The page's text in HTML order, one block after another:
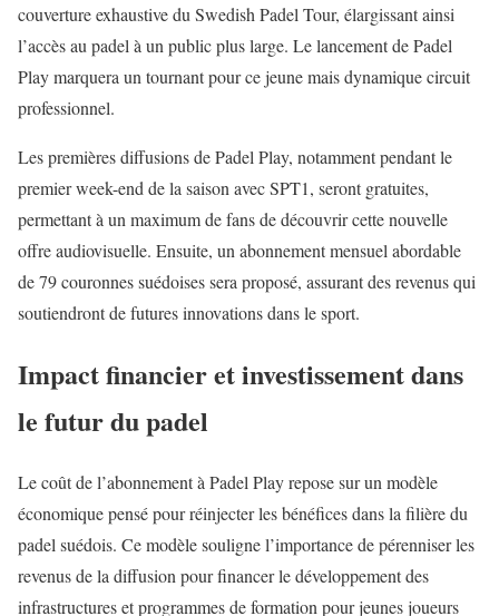
couverture exhaustive du Swedish Padel Tour, élargissant ainsi
l’accès au padel à un public plus large. Le lancement de Padel
Play marquera un tournant pour ce jeune mais dynamique circuit
professionnel.
Les premières diffusions de Padel Play, notamment pendant le
premier week-end de la saison avec SPT1, seront gratuites,
permettant à un maximum de fans de découvrir cette nouvelle
offre audiovisuelle. Ensuite, un abonnement mensuel abordable
de 79 couronnes suédoises sera proposé, assurant des revenus qui
soutiendront de futures innovations dans le sport.
Impact financier et investissement dans
le futur du padel
Le coût de l’abonnement à Padel Play repose sur un modèle
économique pensé pour réinjecter les bénéfices dans la filière du
padel suédois. Ce modèle souligne l’importance de pérenniser les
revenus de la diffusion pour financer le développement des
infrastructures et programmes de formation pour jeunes joueurs